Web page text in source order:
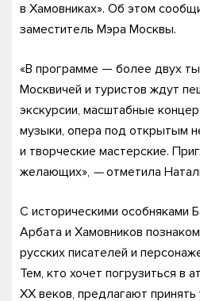
в Хамовниках». Об этом
заместитель Мэра Москвы.
«В программе — более двух
Москвичей и туристов ждут
экскурсии, масштабные
музыки, опера под открытым
и творческие мастерские.
желающих», —отметила
С историческими особняками
Арбата и Хамовников
русских писателей и
Тем, кто хочет погрузиться в
XX веков, предлагают принять